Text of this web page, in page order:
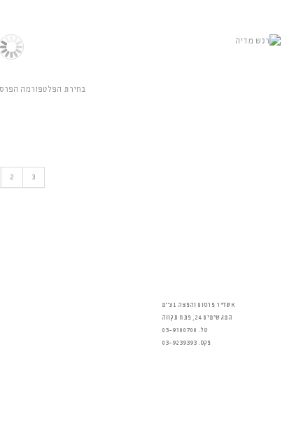
בחירת הפלטפורמה
2 3
אשדיר פרסום והפצה בע״מ
המגשימים 24, פתח תקווה
טל. 03-9100700
פקס. 03-9239393